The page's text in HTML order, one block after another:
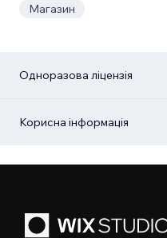
Магазин
Одноразова ліцензія
Корисна інформація